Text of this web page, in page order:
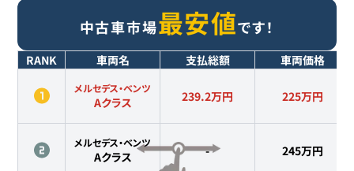
中古車市場最安値です！
RANK 車両名 支払総額 車両価格
メルセデス・ベンツ
Aクラス 239.2万円 225万円
メルセデス・ベンツ
Aクラス - 245万円